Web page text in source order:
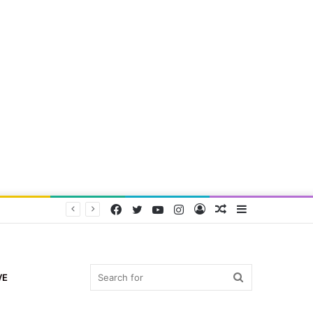
Random
Log
Instagram
YouTube
Twitter
Facebook